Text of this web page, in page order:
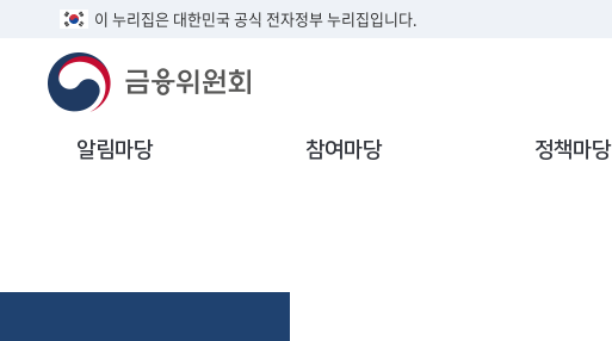
이 누리집은 대한민국 공식 전자정부 누리집입니다.
알림마당 참여마당 정책마당